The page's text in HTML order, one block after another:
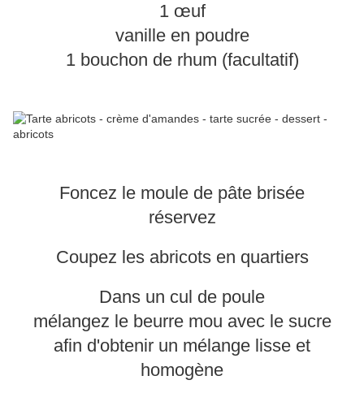
1 œuf
vanille en poudre
1 bouchon de rhum (facultatif)
Foncez le moule de pâte brisée
réservez
Coupez les abricots en quartiers
Dans un cul de poule
mélangez le beurre mou avec le sucre
afin d'obtenir un mélange lisse et
homogène